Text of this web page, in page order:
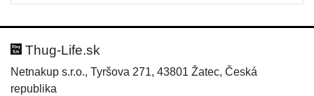
Thug-Life.sk
Netnakup s.r.o., Tyršova 271, 43801 Žatec, Česká
republika